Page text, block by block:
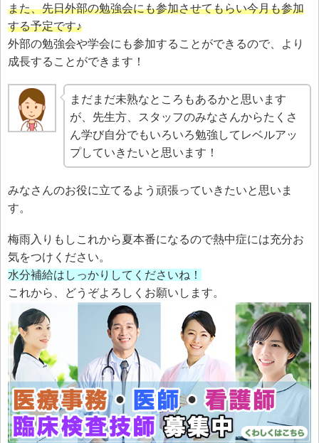
また、先日外部の勉強会にも参加させてもらい今月も参加
する予定です♪
外部の勉強会や学会にも参加することができるので、より
成長することができます！
まだまだ未熟なところもあるかと思います
が、先生方、スタッフのみなさんからたくさ
ん学び自分でもいろいろ勉強してレベルアッ
プしていきたいと思います！
みなさんのお役に立てるよう頑張っていきたいと思いま
す。
梅雨入りもしこれから夏本番になるので熱中症には充分お
気をつけください。
水分補給はしっかりしてくださいね！
これから、どうぞよろしくお願いします。